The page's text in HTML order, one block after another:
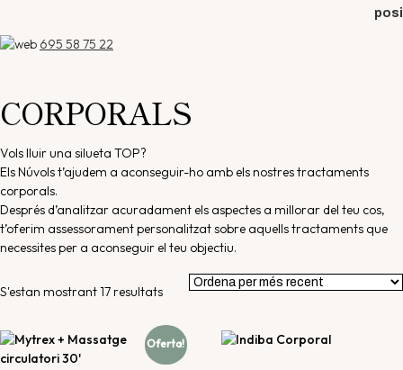
695 58 75 22
CORPORALS
Vols lluir una silueta TOP?
Els Núvols t’ajudem a aconseguir-ho amb els nostres tractaments
corporals.
Després d’analitzar acuradament els aspectes a millorar del teu cos,
t’oferim assessorament personalitzat sobre aquells tractaments que
necessites per a aconseguir el teu objectiu.
S'estan mostrant 17 resultats Ordenat
més
recent
Oferta!